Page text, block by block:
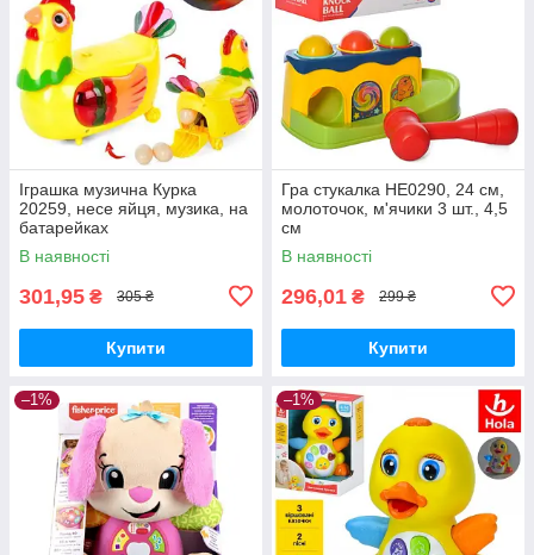
Іграшка музична Курка
20259, несе яйця, музика, на
батарейках
В наявності
301,95 ₴ 305 ₴
Купити
Гра стукалка HE0290, 24 см,
молоточок, м'ячики 3 шт., 4,5
см
В наявності
296,01 ₴ 299 ₴
Купити
–1% –1%